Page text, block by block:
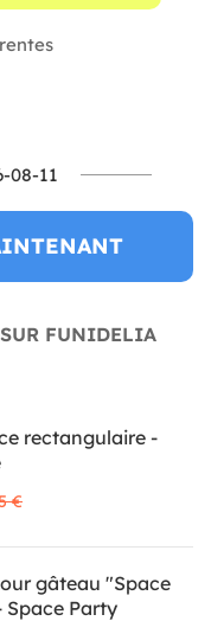
08-11
FUNIDELIA
rectangulaire -
€
gâteau "Space
Space Party